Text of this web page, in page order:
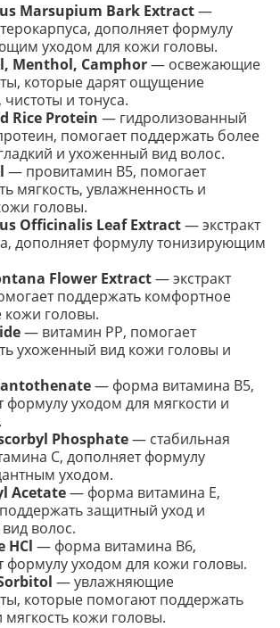
Marsupium Bark Extract—
дополняет формулу
уходом для кожи головы.
Menthol, Camphor— освежающие
которые дарят ощущение
и тонуса.
Rice Protein — гидролизованный
помогает поддержать более
и ухоженный вид волос.
— провитамин B5, помогает
мягкость, увлажненность и
головы.
Officinalis Leaf Extract— экстракт
дополняет формулу тонизирующим
Flower Extract— экстракт
поддержать комфортное
кожи головы.
— витамин PP, помогает
ухоженный вид кожи головы и
— форма витамина B5,
формулу уходом для мягкости и
Phosphate— стабильная
C, дополняет формулу
уходом.
Acetate— форма витамина E,
защитный уход и
волос.
HCl — форма витамина B6,
формулу уходом для кожи головы.
— увлажняющие
которые помогают поддержать
кожи головы.